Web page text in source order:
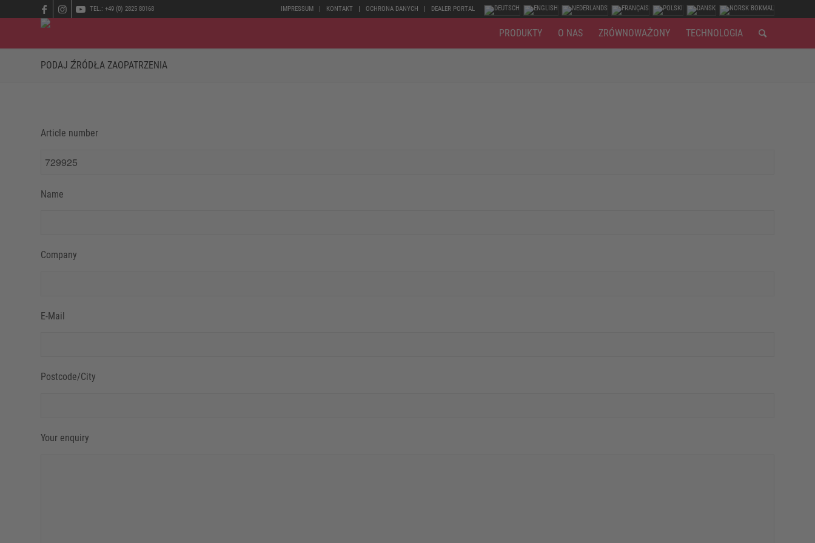
IMPRESSUM KONTAKT OCHRONA DANYCH DEALER PORTAL
TEL.: +49 (0) 2825 80168
PRODUKTY O NAS ZRÓWNOWAŻONY TECHNOLOGIA
PODAJ ŹRÓDŁA ZAOPATRZENIA
Article number
Name
Company
E-Mail
Postcode/City
Your enquiry